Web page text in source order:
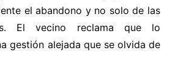
el abandono y no solo de las
El vecino reclama que lo
gestión alejada que se olvida de